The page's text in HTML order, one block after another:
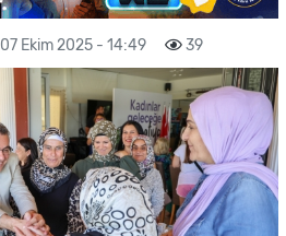
07 Ekim 2025 - 14:49 39